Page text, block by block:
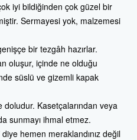
iyi bildiğinden çok güzel bir
Sermayesi yok, malzemesi
bir tezgâh hazırlar.
oluşur, içinde ne olduğu
süslü ve gizemli kapak
Kasetçalarından veya
sunmayı ihmal etmez.
hemen meraklandınız değil